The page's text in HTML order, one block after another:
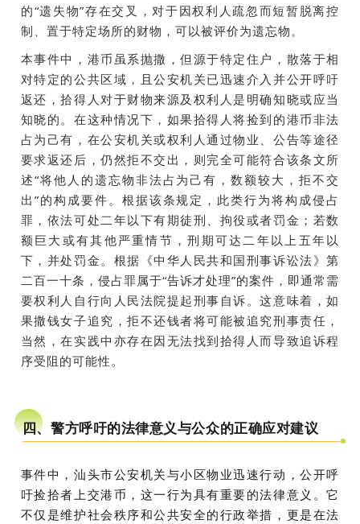
的“遗失物”存在交叉，对于因权利人疏忽而短暂脱离控
制、置于特定场所的财物，可以被评价为遗忘物。
本事件中，港币虽系抛撒，但源于特定住户，散落于相
对特定的公共区域，且公安机关已迅速介入并公开呼吁
返还，拾得人对于财物来源及权利人是明确知晓或应当
知晓的。在这种情况下，如果拾得人将捡到的港币非法
占为己有，在公安机关或权利人通过物业、公告等途径
要求返还后，仍然拒不交出，则完全可能符合该条文所
述“将他人的遗忘物非法占为己有，数额较大，拒不交
出”的构成要件。根据该条规定，此类行为将构成侵占
罪，依法可处二年以下有期徒刑、拘役或者罚金；若数
额巨大或有其他严重情节，刑期可达二年以上五年以
下，并处罚金。根据《中华人民共和国刑事诉讼法》第
二百一十条，侵占罪属于“告诉才处理”的案件，即通常需
要权利人自行向人民法院提起刑事自诉。这意味着，如
果撒钱女子追究，拒不还钱者将可能被追究刑事责任，
当然，在实践中亦存在因无法找到拾得人而导致追诉程
序受阻的可能性。
四、警方呼吁的法律意义与公众的正确应对建议
事件中，汕头市公安机关与小区物业迅速行动，公开呼
吁捡拾者上交港币，这一行为具有重要的法律意义。它
不仅是维护社会秩序和公共安全的行政举措，更是在法